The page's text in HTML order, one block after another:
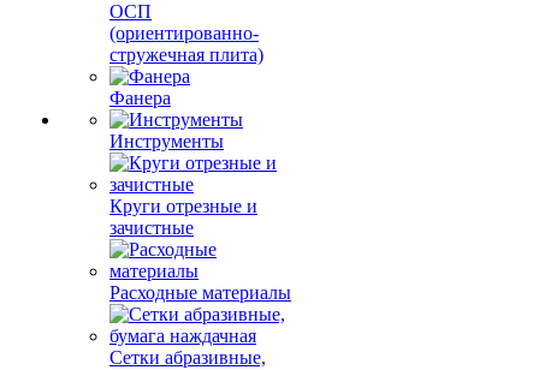
ОСП
(ориентированно-
стружечная плита)
Фанера
Инструменты
Круги отрезные и
зачистные
Расходные материалы
Сетки абразивные,